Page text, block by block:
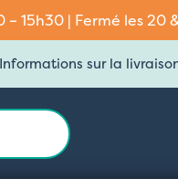
15h30 | Fermé les 20
Informations sur la